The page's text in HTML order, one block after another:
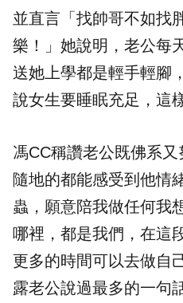
並直言「找帥哥不如找
樂！」她說明，老公每
送她上學都是輕手輕腳
說女生要睡眠充足，這
馮CC稱讚老公既佛系
隨地的都能感受到他情
蟲，願意陪我做任何我
哪裡，都是我們，在這
更多的時間可以去做自
露老公說過最多的一句